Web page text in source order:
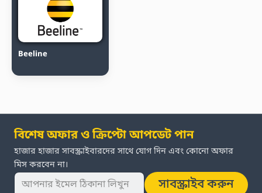
Beeline
বিশেষ অফার ও ক্রিপ্টো আপডেট পান
হাজার হাজার সাবস্ক্রাইবারদের সাথে যোগ দিন এবং কোনো অফার
মিস করবেন না।
সাবস্ক্রাইব করুন